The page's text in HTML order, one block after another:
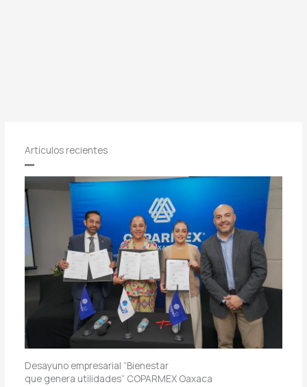
Artículos recientes
Desayuno empresarial “Bienestar
que genera utilidades” COPARMEX Oaxaca